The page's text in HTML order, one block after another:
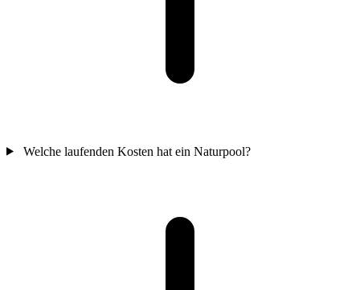
Welche laufenden Kosten hat ein Naturpool?